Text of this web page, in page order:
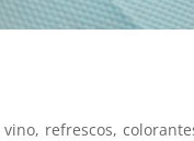
refrescos,